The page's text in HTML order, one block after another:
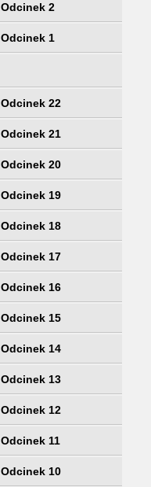
Odcinek 2
Odcinek 1
Odcinek 22
Odcinek 21
Odcinek 20
Odcinek 19
Odcinek 18
Odcinek 17
Odcinek 16
Odcinek 15
Odcinek 14
Odcinek 13
Odcinek 12
Odcinek 11
Odcinek 10